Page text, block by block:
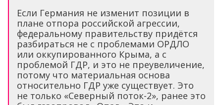
Если Германия не изменит позиции в
плане отпора российской агрессии,
федеральному правительству придётся
разбираться не с проблемами ОРДЛО
или оккупированного Крыма, а с
проблемой ГДР, и это не преувеличение,
потому что материальная основа
относительно ГДР уже существует. Это
не только «Северный поток-2», ранее это